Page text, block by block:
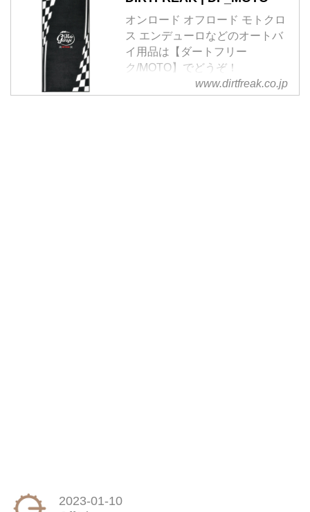
オンロード オフロード モトクロ
ス エンデューロなどのオートバ
イ用品は【ダートフリー
ク/MOTO】でどうぞ！
www.dirtfreak.co.jp
2023-01-10